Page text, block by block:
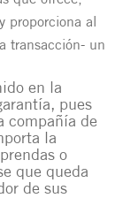
proporciona al
transacción- un
en la
pues
compañía de
la
o
que queda
de sus